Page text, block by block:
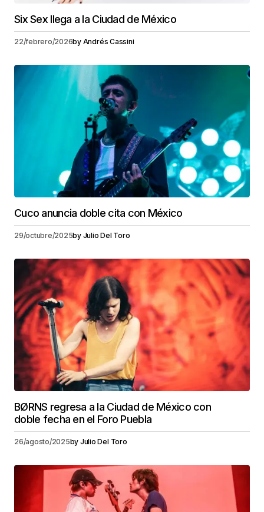
Six Sex llega a la Ciudad de México
22/febrero/2026by Andrés Cassini
Cuco anuncia doble cita con México
29/octubre/2025by Julio Del Toro
BØRNS regresa a la Ciudad de México con
doble fecha en el Foro Puebla
26/agosto/2025by Julio Del Toro